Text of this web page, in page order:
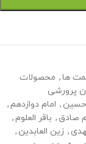
ها, محصولات
پرورشی
حسین , امام دوازدهم,
صادق, باقر العلوم,
, زین العابدین ,